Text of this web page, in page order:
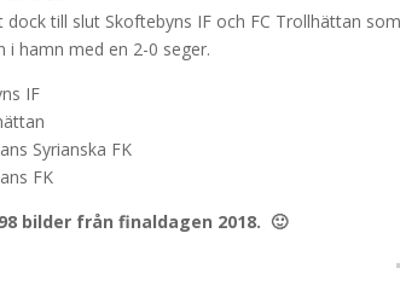
dock till slut Skoftebyns IF och FC Trollhättan
i hamn med en 2-0 seger.
IF
Syrianska FK
FK
bilder från finaldagen 2018. 🙂